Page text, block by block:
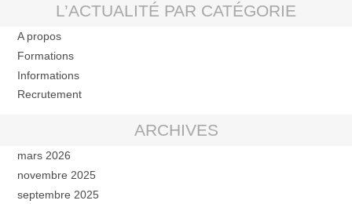
L’ACTUALITÉ PAR CATÉGORIE
A propos
Formations
Informations
Recrutement
ARCHIVES
mars 2026
novembre 2025
septembre 2025